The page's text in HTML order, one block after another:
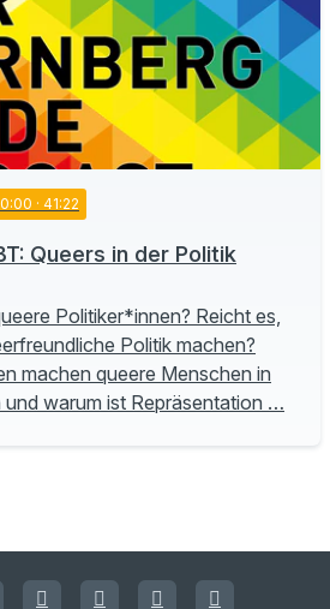
· 41:22
Queers in der Politik
Politiker*innen? Reicht es,
Politik machen?
machen queere Menschen in
warum ist Repräsentation …